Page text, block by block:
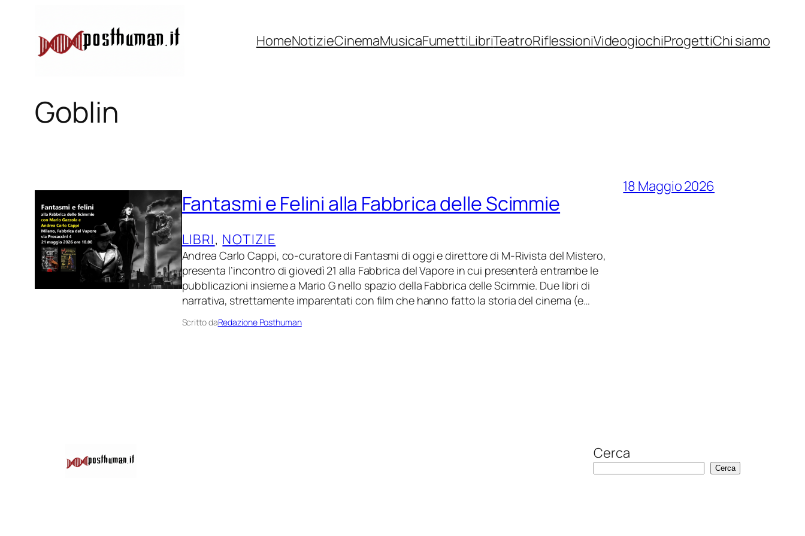
contenuto
HomeNotizieCinemaMusicaFumettiLibriTeatroRiflessioniVideogiochiProgettiChi siamo
Goblin
Fantasmi e Felini alla Fabbrica delle Scimmie
LIBRI, NOTIZIE
Andrea Carlo Cappi, co-curatore di Fantasmi di oggi e direttore di M-Rivista del Mistero,
presenta l’incontro di giovedì 21 alla Fabbrica del Vapore in cui presenterà entrambe le
pubblicazioni insieme a Mario G nello spazio della Fabbrica delle Scimmie. Due libri di
narrativa, strettamente imparentati con film che hanno fatto la storia del cinema (e…
Scritto daRedazione Posthuman
18 Maggio 2026
Cerca
Cerca